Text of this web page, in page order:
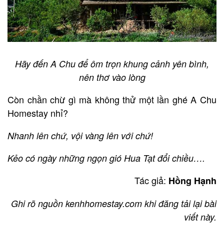
Hãy đến A Chu để ôm trọn khung cảnh yên bình,
nên thơ vào lòng
Còn chần chừ gì mà không thử một lần ghé A Chu
Homestay nhỉ?
Nhanh lên chứ, vội vàng lên với chứ!
Kẻo có ngày những ngọn gió Hua Tạt đổi chiều….
Tác giả: Hồng Hạnh
Ghi rõ nguồn kenhhomestay.com khi đăng tải lại bài
viết này.